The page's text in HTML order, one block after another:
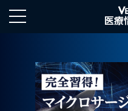
HOME